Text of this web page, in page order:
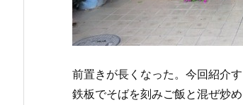
前置きが長くなった。今回紹介
鉄板でそばを刻みご飯と混ぜ炒